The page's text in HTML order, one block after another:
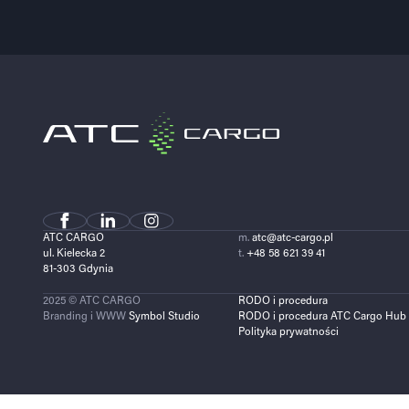
ATC CARGO
ul. Kielecka 2
81-303 Gdynia
m. atc@atc-cargo.pl
t. +48 58 621 39 41
2025 © ATC CARGO
Branding i WWWSymbol Studio
RODO i procedura
RODO i procedura ATC Cargo Hub
Polityka prywatności